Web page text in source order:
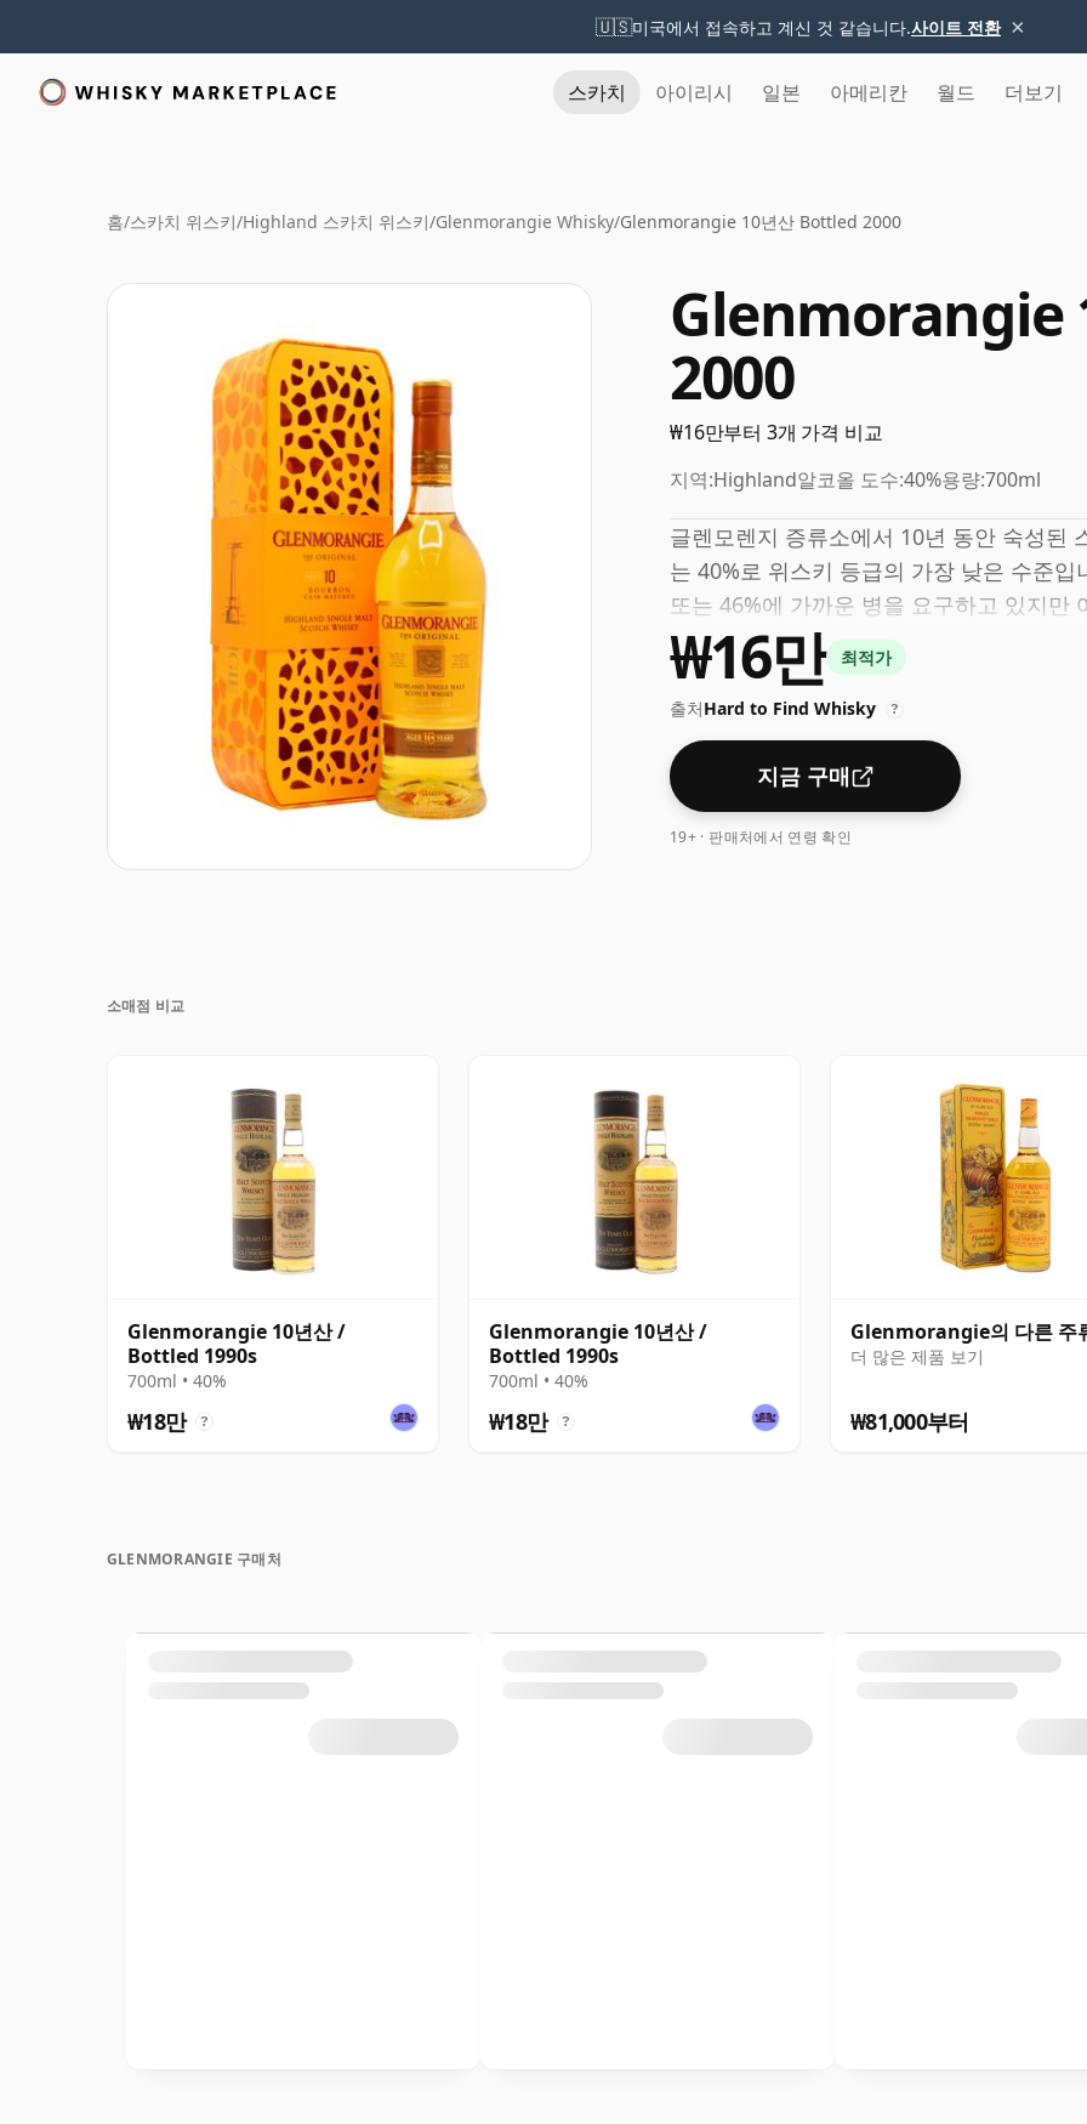
🇺🇸미국에서 접속하고 계신 것 같습니다.사이트 전환 ×
스카치 아이리시 일본 아메리칸 월드 더보기
홈/스카치 위스키/Highland 스카치 위스키/Glenmorangie Whisky/Glenmorangie 10년산 Bottled 2000
Glenmorangie
2000
₩16만부터 3개 가격 비교
지역:Highland알코올 도수:40%용량:700ml
글렌모렌지 증류소에서 10년 동안 숙성된
는 40%로 위스키 등급의 가장 낮은 수준
또는 46%에 가까운 병을 요구하고 있지만
다.
₩16만 최적가
출처Hard to Find Whisky ?
지금 구매
19+ · 판매처에서 연령 확인
소매점 비교
Glenmorangie 10년산 /
Bottled 1990s
700ml • 40%
₩18만 ?
Glenmorangie 10년산 /
Bottled 1990s
700ml • 40%
₩18만 ?
Glenmorangie의 다른 주
더 많은 제품 보기
₩81,000부터
GLENMORANGIE 구매처